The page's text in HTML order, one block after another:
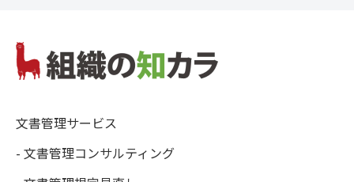
文書管理サービス
- 文書管理コンサルティング